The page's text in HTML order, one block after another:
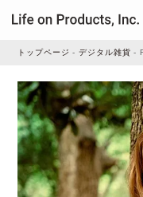
家電
家事・生活雑貨
トップページ デジタル雑貨